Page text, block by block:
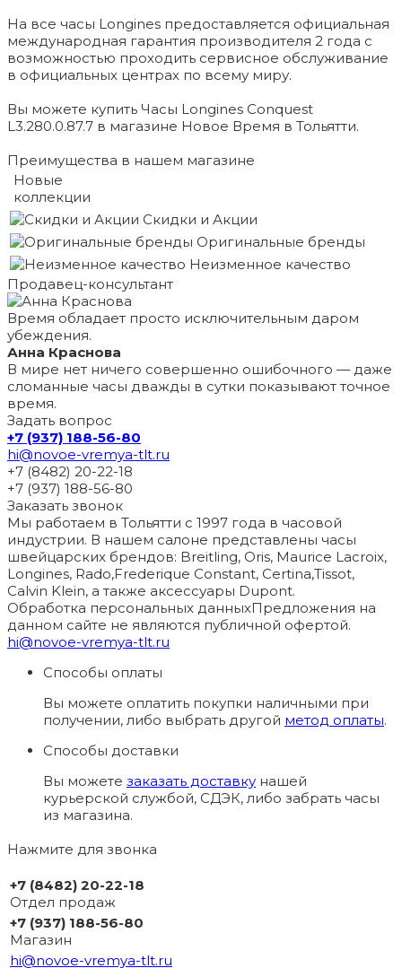
На все часы Longines предоставляется официальная
международная гарантия производителя 2 года с
возможностью проходить сервисное обслуживание
в официальных центрах по всему миру.
Вы можете купить Часы Longines Conquest
L3.280.0.87.7 в магазине Новое Время в Тольятти.
Преимущества в нашем магазине
Новые
коллекции
Скидки и Акции
Оригинальные бренды
Неизменное качество
Продавец-консультант
Время обладает просто исключительным даром
убеждения.
Анна Краснова
В мире нет ничего совершенно ошибочного — даже
сломанные часы дважды в сутки показывают точное
время.
Задать вопрос
+7 (937) 188-56-80
hi@novoe-vremya-tlt.ru
+7 (8482) 20-22-18
+7 (937) 188-56-80
Заказать звонок
Мы работаем в Тольятти с 1997 года в часовой
индустрии. В нашем салоне представлены часы
швейцарских брендов: Breitling, Oris, Maurice Lacroix,
Longines, Rado,Frederique Constant, Certina,Tissot,
Calvin Klein, а также аксессуары Dupont.
Обработка персональных данныхПредложения на
данном сайте не являются публичной офертой.
hi@novoe-vremya-tlt.ru
Способы оплаты
Вы можете оплатить покупки наличными при
получении, либо выбрать другой метод оплаты.
Способы доставки
Вы можете заказать доставку нашей
курьерской службой, СДЭК, либо забрать часы
из магазина.
Нажмите для звонка
+7 (8482) 20-22-18
Отдел продаж
+7 (937) 188-56-80
Магазин
hi@novoe-vremya-tlt.ru